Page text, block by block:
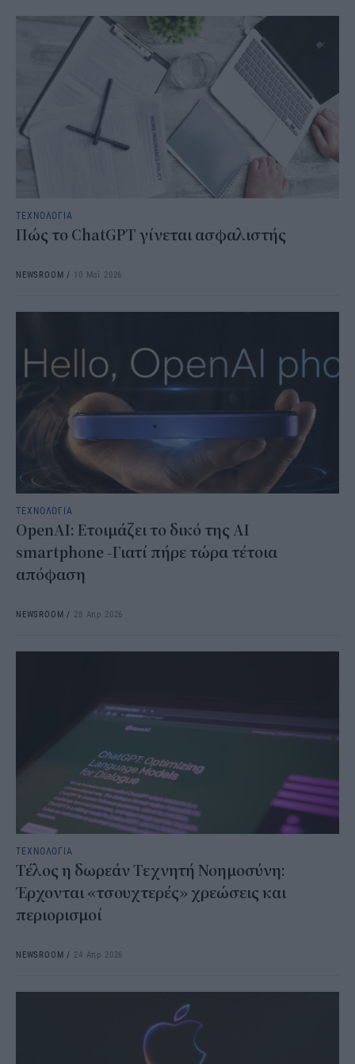
ΤΕΧΝΟΛΟΓΙΑ
Πώς το ChatGPT γίνεται ασφαλιστής
NEWSROOM / 10 Μαΐ 2026
ΤΕΧΝΟΛΟΓΙΑ
OpenAI: Ετοιμάζει το δικό της ΑΙ
smartphone -Γιατί πήρε τώρα τέτοια
απόφαση
NEWSROOM / 28 Απρ 2026
ΤΕΧΝΟΛΟΓΙΑ
Τέλος η δωρεάν Τεχνητή Νοημοσύνη:
Έρχονται «τσουχτερές» χρεώσεις και
περιορισμοί
NEWSROOM / 24 Απρ 2026